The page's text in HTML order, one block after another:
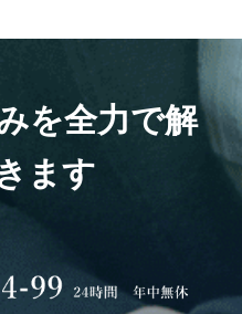
を全力で解
ます